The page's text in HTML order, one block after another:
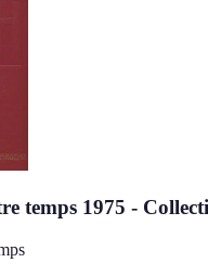
temps 1975 -